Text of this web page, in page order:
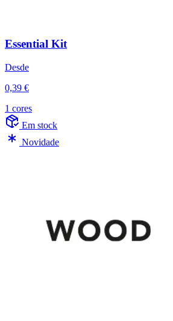
Essential Kit
Desde
0,39 €
1 cores
Em stock
Novidade